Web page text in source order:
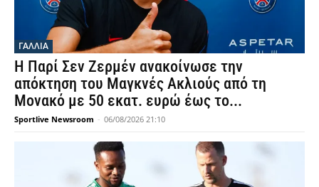
ΓΑΛΛΙΑ
Η Παρί Σεν Ζερμέν ανακοίνωσε την
απόκτηση του Μαγκνές Ακλιούς από τη
Μονακό με 50 εκατ. ευρώ έως το...
Sportlive Newsroom - 06/08/2026 21:10